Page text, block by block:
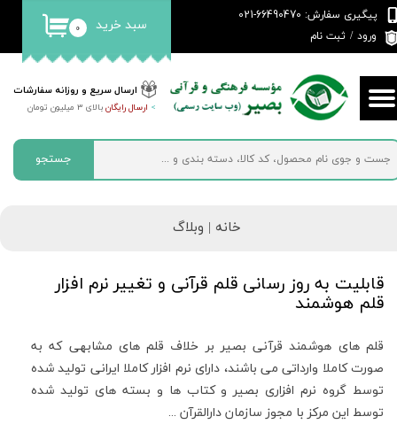
ارسال سریع و روزانه سفارشات
> ارسال رایگانبالای 3 میلیون تومان
پیگیری سفارش: 66490470-021
ورود / ثبت نام
حساب کاربری من
تغییر گذر واژه
سفارشات
خروج از حساب کاربری
۰ سبد خرید
جستجو
خانه | وبلاگ
قابلیت به روز رسانی قلم قرآنی و تغییر نرم افزار
قلم هوشمند
قلم های هوشمند قرآنی بصیر بر خلاف قلم های مشابهی که به
صورت کاملا وارداتی می باشند، دارای نرم افزار کاملا ایرانی تولید شده
توسط گروه نرم افزاری بصیر و کتاب ها و بسته های تولید شده
توسط این مرکز با مجوز سازمان دارالقرآن ...